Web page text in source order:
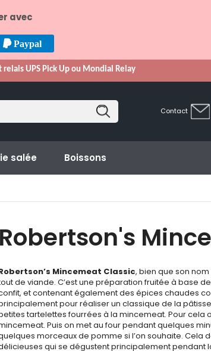
avec
Paypal
UPS Pick Up ou Mondial Relay
Contact
salée Boissons
Robertson's
Mincemeat Classic, bien que son
de viande. C’est une préparation fruitée à base
et contenant également des épices chaudes
pour réaliser un classique de la
tartelettes fourrées à la mincemeat. Pour cela
Puis on met au four pendant quelques
morceaux de pomme si l’on souhaite. Cela
qui se dégustent principalement pendant